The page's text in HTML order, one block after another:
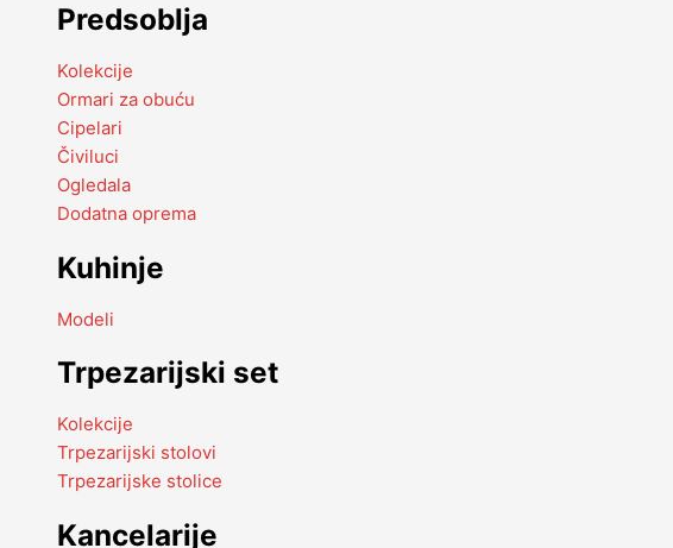
Predsoblja
Kolekcije
Ormari za obuću
Cipelari
Čiviluci
Ogledala
Dodatna oprema
Kuhinje
Modeli
Trpezarijski set
Kolekcije
Trpezarijski stolovi
Trpezarijske stolice
Kancelarije